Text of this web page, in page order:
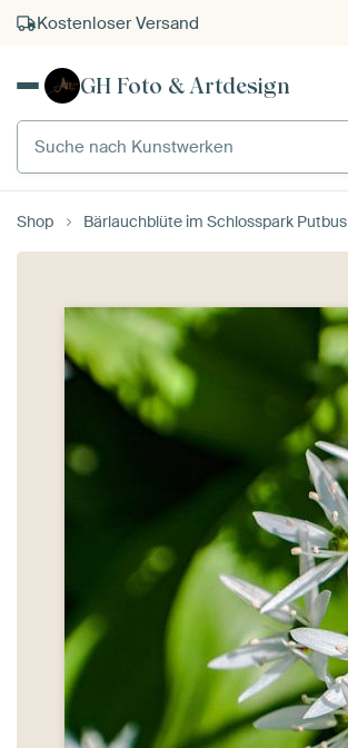
Individueller Druck auf Bestellung
GH Foto & Artdesign
Suche nach Kunstwerken
Shop Bärlauchblüte im Schlosspark Putbus